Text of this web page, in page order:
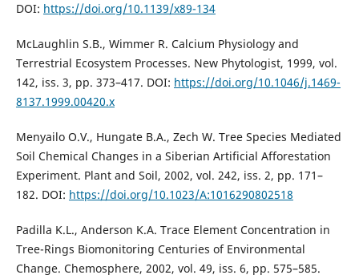
DOI: https://doi.org/10.1139/x89-134
McLaughlin S.B., Wimmer R. Calcium Physiology and
Terrestrial Ecosystem Processes. New Phytologist, 1999, vol.
142, iss. 3, pp. 373–417. DOI: https://doi.org/10.1046/j.1469-
8137.1999.00420.x
Menyailo O.V., Hungate B.A., Zech W. Tree Species Mediated
Soil Chemical Changes in a Siberian Artificial Afforestation
Experiment. Plant and Soil, 2002, vol. 242, iss. 2, pp. 171–
182. DOI: https://doi.org/10.1023/A:1016290802518
Padilla K.L., Anderson K.A. Trace Element Concentration in
Tree-Rings Biomonitoring Centuries of Environmental
Change. Chemosphere, 2002, vol. 49, iss. 6, pp. 575–585.